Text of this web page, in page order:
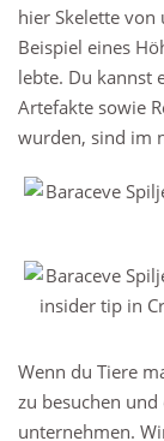
hier Skelette von
Beispiel eines
lebte. Du kannst
Artefakte sowie
wurden, sind im
Wenn du Tiere
zu besuchen
unternehmen.